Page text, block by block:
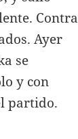
Contra
Ayer
se
y con
partido.